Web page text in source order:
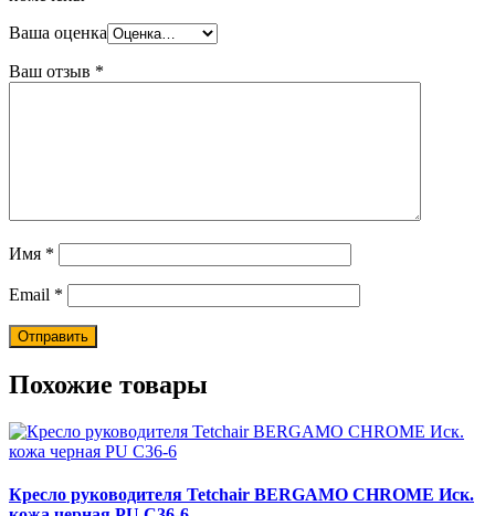
Ваша оценка
Ваш отзыв *
Имя *
Email *
Похожие товары
Кресло руководителя Tetchair BERGAMO CHROME Иск.